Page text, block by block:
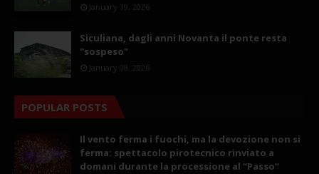
January 19, 2026
Siculiana, dagli anni Novanta il ponte resta
"sospeso"
January 08, 2026
POPULAR POSTS
Il vento ferma i fuochi, ma la devozione non si
ferma: spettacolo pirotecnico rinviato a
domani durante la processione al “Passo”